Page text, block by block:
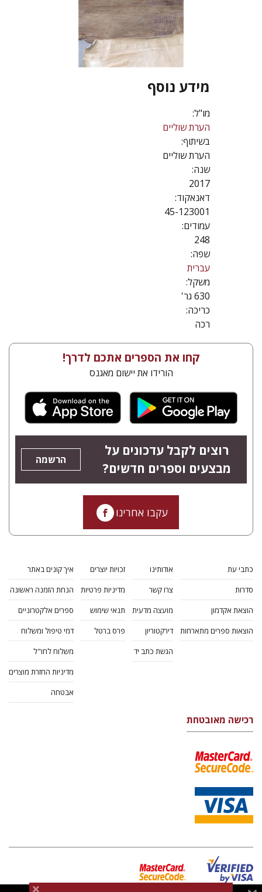
מידע נוסף
מו"ל:
הערת שוליים
בשיתוף:
הערת שוליים
שנה:
2017
דאנאקוד:
45-123001
עמודים:
248
שפה:
עברית
משקל:
630 גר'
כריכה:
רכה
קחו את הספרים אתכם לדרך!
הורידו את יישום מאגנס
רוצים לקבל עדכונים על
מבצעים וספרים חדשים?
הרשמה
עקבו אחרינו
כתבי עת
סדרות
הוצאת אקדמון
הוצאות ספרים מתארחות
אודותינו
צרו קשר
מועצה מדעית
דירקטוריון
הגשת כתב יד
זכויות יוצרים
מדיניות פרטיות
תנאי שימוש
פרס ברטל
איך קונים באתר
הנחת הזמנה ראשונה
ספרים אלקטרוניים
דמי טיפול ומשלוח
משלוח לחו"ל
מדיניות החזרת מוצרים
אבטחה
רכישה מאובטחת